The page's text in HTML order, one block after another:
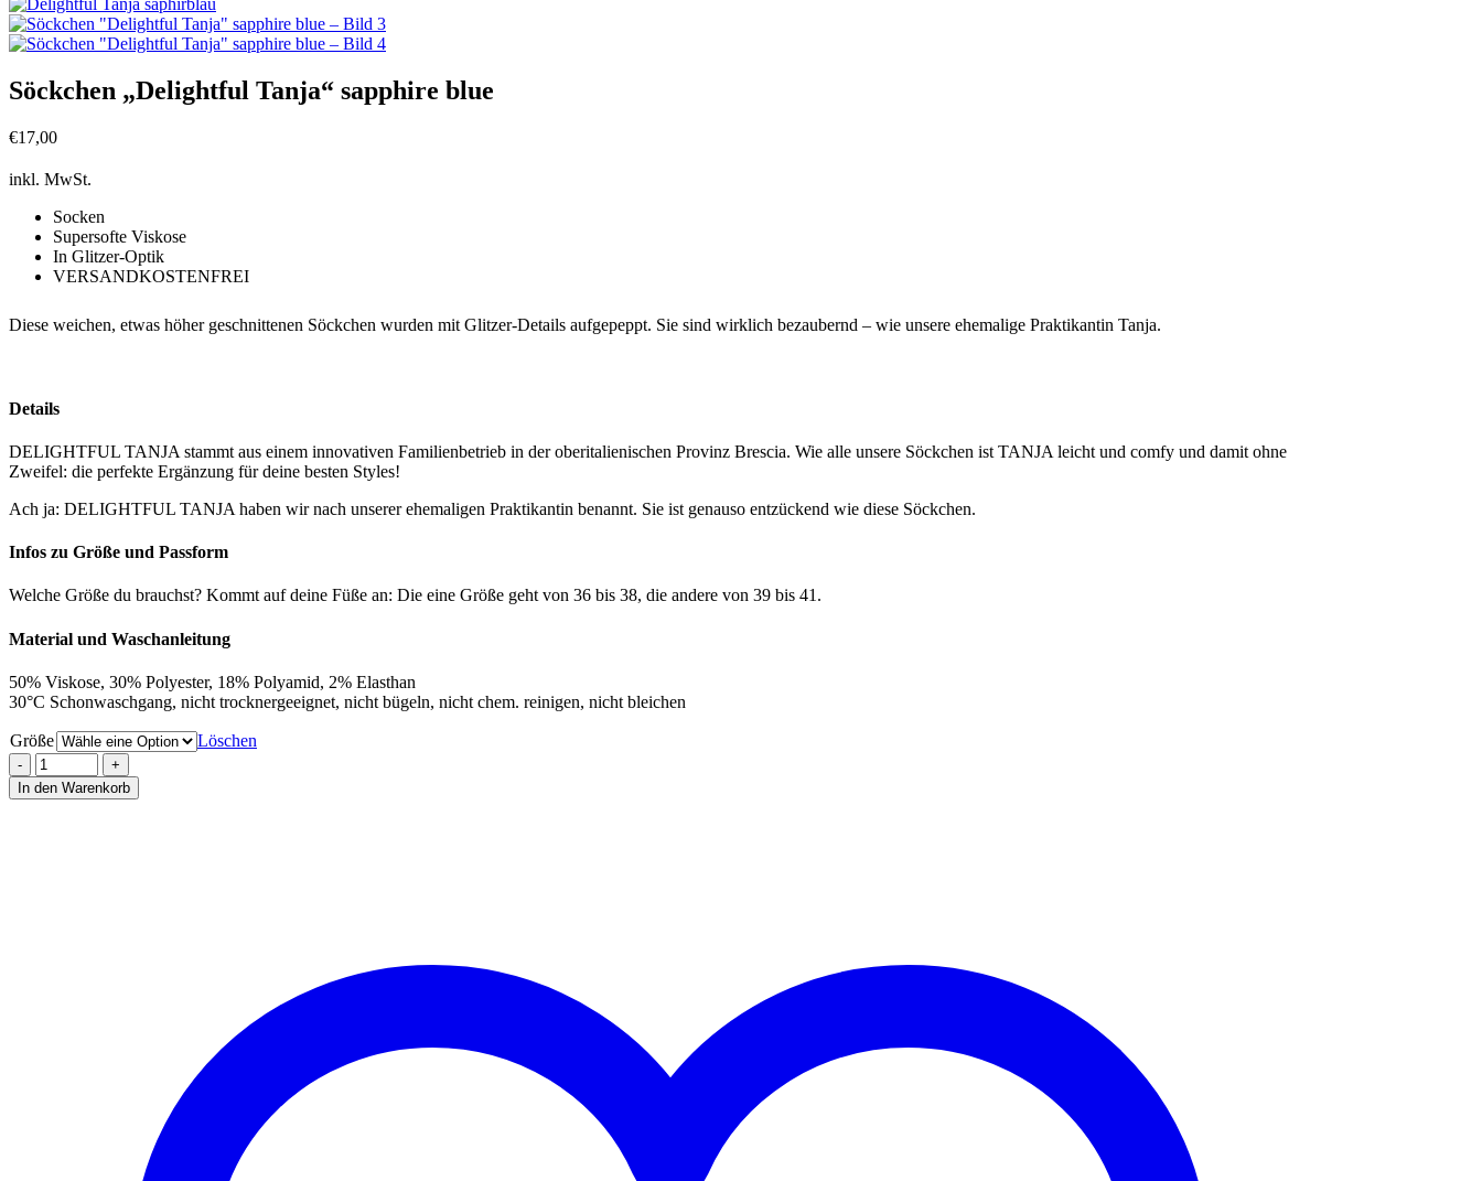
Söckchen „Delightful Tanja“ sapphire blue
€17,00
inkl. MwSt.
Socken
Supersofte Viskose
In Glitzer-Optik
VERSANDKOSTENFREI
Diese weichen, etwas höher geschnittenen Söckchen wurden mit Glitzer-Details aufgepeppt. Sie sind wirklich bezaubernd – wie unsere ehemalige Praktikantin Tanja.
Details
DELIGHTFUL TANJA stammt aus einem innovativen Familienbetrieb in der oberitalienischen Provinz Brescia. Wie alle unsere Söckchen ist TANJA leicht und comfy und damit ohne
Zweifel: die perfekte Ergänzung für deine besten Styles!
Ach ja: DELIGHTFUL TANJA haben wir nach unserer ehemaligen Praktikantin benannt. Sie ist genauso entzückend wie diese Söckchen.
Infos zu Größe und Passform
Welche Größe du brauchst? Kommt auf deine Füße an: Die eine Größe geht von 36 bis 38, die andere von 39 bis 41.
Material und Waschanleitung
50% Viskose, 30% Polyester, 18% Polyamid, 2% Elasthan
30°C Schonwaschgang, nicht trocknergeeignet, nicht bügeln, nicht chem. reinigen, nicht bleichen
Größe Löschen
In den Warenkorb